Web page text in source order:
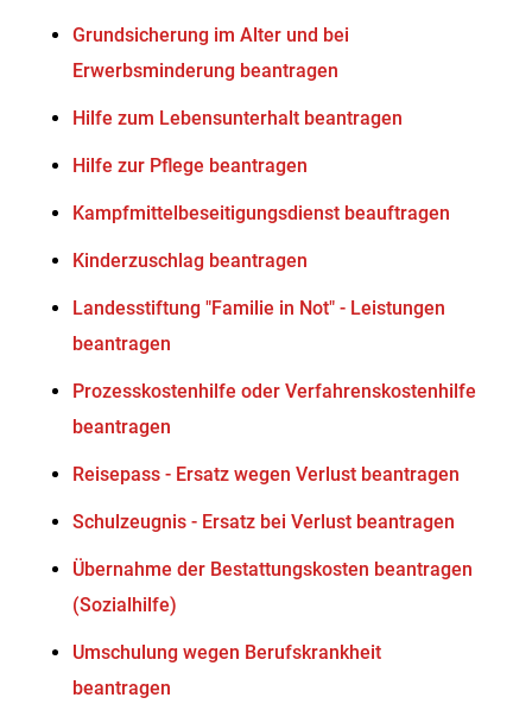
Grundsicherung im Alter und bei
Erwerbsminderung beantragen
Hilfe zum Lebensunterhalt beantragen
Hilfe zur Pflege beantragen
Kampfmittelbeseitigungsdienst beauftragen
Kinderzuschlag beantragen
Landesstiftung "Familie in Not" - Leistungen
beantragen
Prozesskostenhilfe oder Verfahrenskostenhilfe
beantragen
Reisepass - Ersatz wegen Verlust beantragen
Schulzeugnis - Ersatz bei Verlust beantragen
Übernahme der Bestattungskosten beantragen
(Sozialhilfe)
Umschulung wegen Berufskrankheit
beantragen